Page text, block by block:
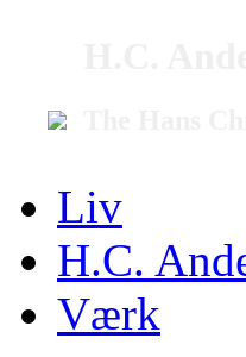
Liv
H.C.
Værk